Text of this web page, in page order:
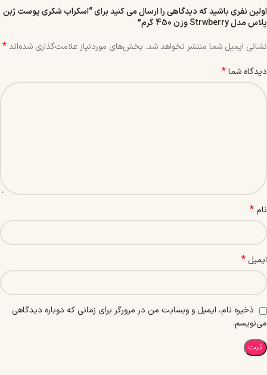
اولین نفری باشید که دیدگاهی را ارسال می کنید برای “اسکراب شکری پوست ژبن
پلاس مدل Strwberry وزن 450 گرم”
نشانی ایمیل شما منتشر نخواهد شد. بخش‌های موردنیاز علامت‌گذاری شده‌اند*
دیدگاه شما*
نام*
ایمیل *
ذخیره نام، ایمیل و وبسایت من در مرورگر برای زمانی که دوباره دیدگاهی
می‌نویسم.